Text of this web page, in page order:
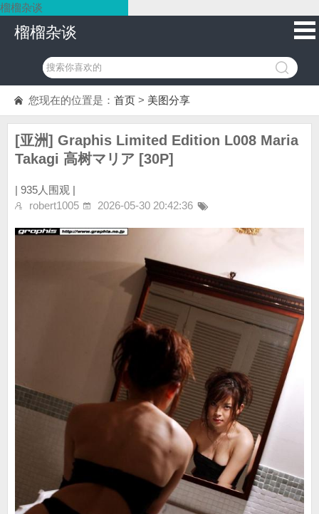
榴榴杂谈
榴榴杂谈
您现在的位置是： 首页 > 美图分享
[亚洲] Graphis Limited Edition L008 Maria
Takagi 高树マリア [30P]
| 935人围观 |
robert1005
2026-05-30 20:42:36